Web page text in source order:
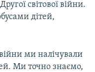
світової війни.
дітей,
ми налічували
Ми точно знаємо,